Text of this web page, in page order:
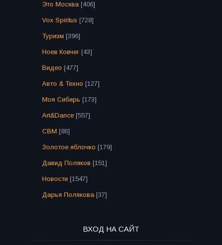
Это Москва [406]
Vox Spiritus [728]
Туризм [396]
Ноев Ковчег [43]
Видео [477]
Авто & Техно [127]
Моя Сибирь [173]
Art&Dance [557]
СВМ [86]
Золотое яблочко [179]
Давид Поляков [151]
Новости [1547]
Дарья Полякова [37]
ВХОД НА САЙТ